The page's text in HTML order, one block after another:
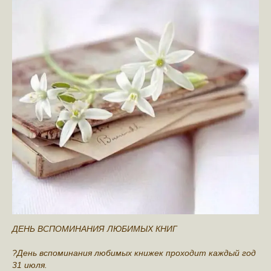
ДЕНЬ ВСПОМИНАНИЯ ЛЮБИМЫХ КНИГ
?День вспоминания любимых книжек проходит каждый год
31 июля.